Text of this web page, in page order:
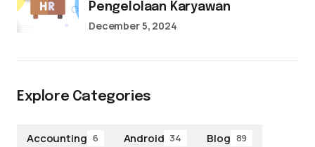
Pengelolaan Karyawan
December 5, 2024
Explore Categories
Accounting 6 Android 34 Blog 89